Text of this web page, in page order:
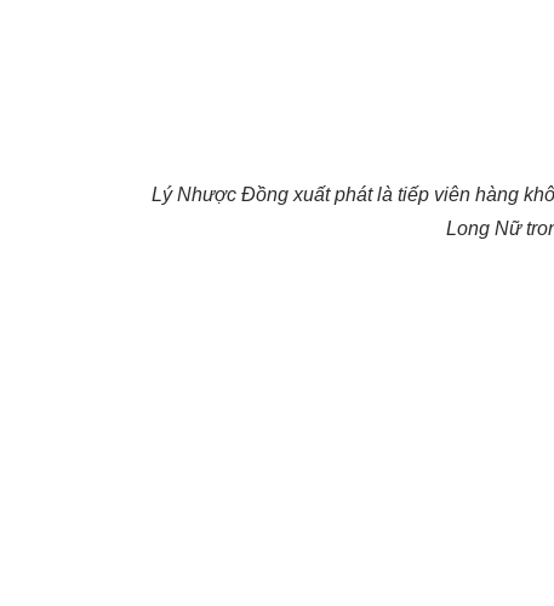
Lý Nhược Đồng xuất phát là tiếp viên hàng
Long Nữ